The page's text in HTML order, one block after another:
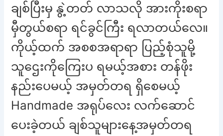
ချစ်ပြီးမှ နွဲ့တတ် လာသလို အားကိုးစရာ
မှီတွယ်စရာ ရင်ခွင်ကြီး ရလာတယ်လေ။
ကိုယ့်ထက် အစစအရာရာ ပြည့်စုံသူမို့
သူဌေးကိုကြေးပ ရမယ့်အစား တန်ဖိုး
နည်းပေမယ့် အမှတ်တရ ရှိစေမယ့်
Handmade အရုပ်လေး လက်ဆောင်
ပေးခဲ့တယ် ချစ်သူများနေ့အမှတ်တရ